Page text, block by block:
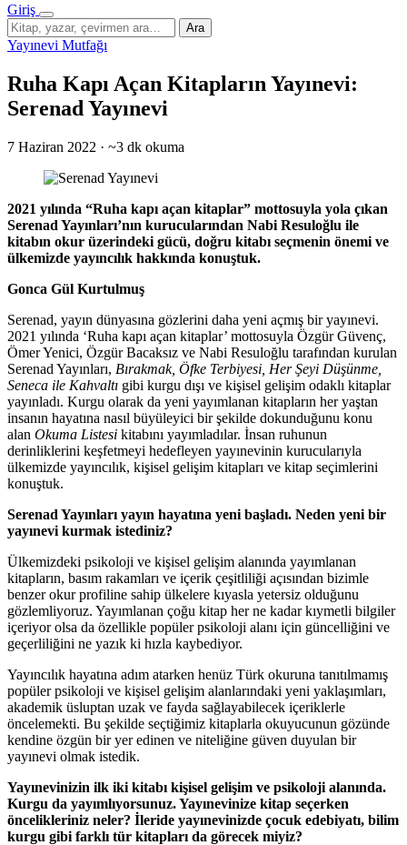
Giriş
Menü
Sitede
ara
Ara
Yayınevi Mutfağı
Ruha Kapı Açan Kitapların Yayınevi:
Serenad Yayınevi
7 Haziran 2022 · ~3 dk okuma
2021 yılında “Ruha kapı açan kitaplar” mottosuyla yola çıkan
Serenad Yayınları’nın kurucularından Nabi Resuloğlu ile
kitabın okur üzerindeki gücü, doğru kitabı seçmenin önemi ve
ülkemizde yayıncılık hakkında konuştuk.
Gonca Gül Kurtulmuş
Serenad, yayın dünyasına gözlerini daha yeni açmış bir yayınevi.
2021 yılında ‘Ruha kapı açan kitaplar’ mottosuyla Özgür Güvenç,
Ömer Yenici, Özgür Bacaksız ve Nabi Resuloğlu tarafından kurulan
Serenad Yayınları, Bırakmak, Öfke Terbiyesi, Her Şeyi Düşünme,
Seneca ile Kahvaltı gibi kurgu dışı ve kişisel gelişim odaklı kitaplar
yayınladı. Kurgu olarak da yeni yayımlanan kitapların her yaştan
insanın hayatına nasıl büyüleyici bir şekilde dokunduğunu konu
alan Okuma Listesi kitabını yayımladılar. İnsan ruhunun
derinliklerini keşfetmeyi hedefleyen yayınevinin kurucularıyla
ülkemizde yayıncılık, kişisel gelişim kitapları ve kitap seçimlerini
konuştuk.
Serenad Yayınları yayın hayatına yeni başladı. Neden yeni bir
yayınevi kurmak istediniz?
Ülkemizdeki psikoloji ve kişisel gelişim alanında yayımlanan
kitapların, basım rakamları ve içerik çeşitliliği açısından bizimle
benzer okur profiline sahip ülkelere kıyasla yetersiz olduğunu
gözlemliyoruz. Yayımlanan çoğu kitap her ne kadar kıymetli bilgiler
içeriyor olsa da özellikle popüler psikoloji alanı için güncelliğini ve
geçerliliğini ne yazık ki hızla kaybediyor.
Yayıncılık hayatına adım atarken henüz Türk okuruna tanıtılmamış
popüler psikoloji ve kişisel gelişim alanlarındaki yeni yaklaşımları,
akademik üsluptan uzak ve fayda sağlayabilecek içeriklerle
öncelemekti. Bu şekilde seçtiğimiz kitaplarla okuyucunun gözünde
kendine özgün bir yer edinen ve niteliğine güven duyulan bir
yayınevi olmak istedik.
Yayınevinizin ilk iki kitabı kişisel gelişim ve psikoloji alanında.
Kurgu da yayımlıyorsunuz. Yayınevinize kitap seçerken
öncelikleriniz neler? İleride yayınevinizde çocuk edebiyatı, bilim
kurgu gibi farklı tür kitapları da görecek miyiz?